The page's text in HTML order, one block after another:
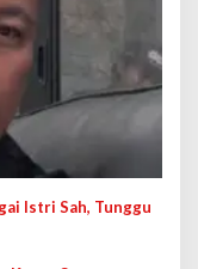
Istri Sah, Tunggu